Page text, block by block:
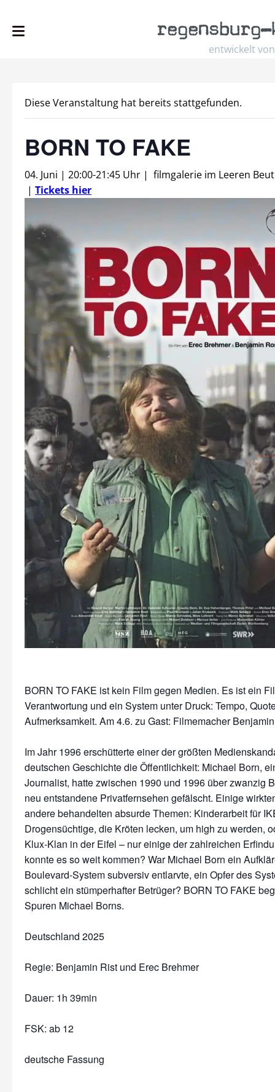
entwickelt von
regensburg–
Diese Veranstaltung hat bereits stattgefunden.
BORN TO FAKE
04. Juni | 20:00-21:45 Uhr | filmgalerie im Leeren
| Tickets hier
BORN TO FAKE ist kein Film gegen Medien. Es ist ein
Verantwortung und ein System unter Druck: Tempo,
Aufmerksamkeit. Am 4.6. zu Gast: Filmemacher
Im Jahr 1996 erschütterte einer der größten
deutschen Geschichte die Öffentlichkeit: Michael Born,
Journalist, hatte zwischen 1990 und 1996 über zwanzig
neu entstandene Privatfernsehen gefälscht. Einige
andere behandelten absurde Themen: Kinderarbeit für
Drogensüchtige, die Kröten lecken, um high zu werden,
Klux-Klan in der Eifel – nur einige der zahlreichen
konnte es so weit kommen? War Michael Born ein
Boulevard-System subversiv entlarvte, ein Opfer des
schlicht ein stümperhafter Betrüger? BORN TO FAKE
Spuren Michael Borns.
Deutschland 2025
Regie: Benjamin Rist und Erec Brehmer
Dauer: 1h 39min
FSK: ab 12
deutsche Fassung